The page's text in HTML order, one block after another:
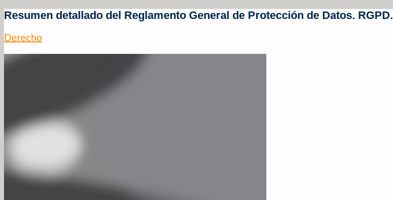
Resumen detallado del Reglamento General de Protección de Datos. RGPD.
Derecho